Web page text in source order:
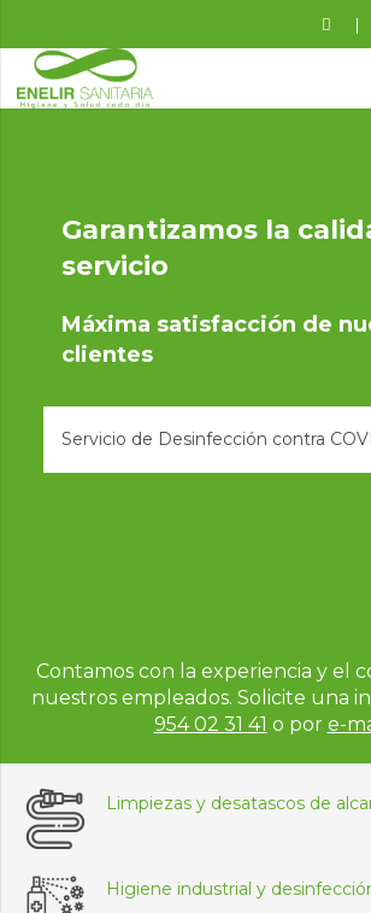
|
Garantizamos la
servicio
Máxima satisfacción de
clientes
Servicio de Desinfección contra
Contamos con la experiencia y el
nuestros empleados. Solicite una
954 02 31 41 o por e-
Limpiezas y desatascos de
Higiene industrial y